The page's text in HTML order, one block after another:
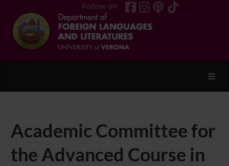
Follow on
Academic Committee for
the Advanced Course in